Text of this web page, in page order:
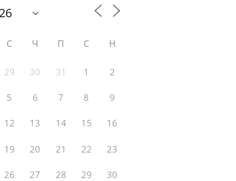
С Ч П С Н
29 30 31 1 2
5 6 7 8 9
12 13 14 15 16
19 20 21 22 23
26 27 28 29 30